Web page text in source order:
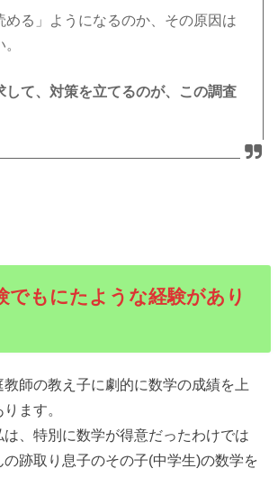
める」ようになるのか、その原因は
して、対策を立てるのが、この調査
でもにたような経験があり
師の教え子に劇的に数学の成績を上
ます。
、特別に数学が得意だったわけでは
跡取り息子のその子(中学生)の数学を